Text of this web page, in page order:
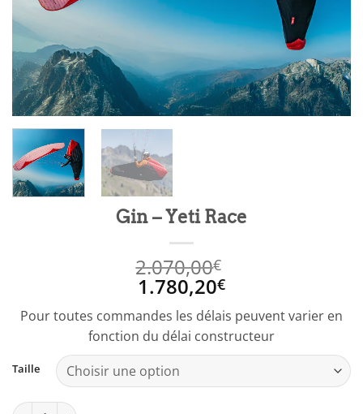
Gin – Yeti Race
2.070,00€
1.780,20€
Pour toutes commandes les délais peuvent varier en
fonction du délai constructeur
Taille
quantité de Gin – Yeti Race